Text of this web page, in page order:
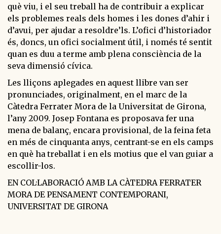
què viu, i el seu treball ha de contribuir a explicar
els problemes reals dels homes i les dones d’ahir i
d’avui, per ajudar a resoldre’ls. L’ofici d’historiador
és, doncs, un ofici socialment útil, i només té sentit
quan es duu a terme amb plena consciència de la
seva dimensió cívica.
Les lliçons aplegades en aquest llibre van ser
pronunciades, originalment, en el marc de la
Càtedra Ferrater Mora de la Universitat de Girona,
l’any 2009. Josep Fontana es proposava fer una
mena de balanç, encara provisional, de la feina feta
en més de cinquanta anys, centrant-se en els camps
en què ha treballat i en els motius que el van guiar a
escollir-los.
EN COL·LABORACIÓ AMB LA CÀTEDRA FERRATER
MORA DE PENSAMENT CONTEMPORANI,
UNIVERSITAT DE GIRONA